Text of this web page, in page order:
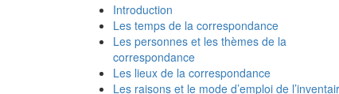
Introduction
Les temps de la correspondance
Les personnes et les thèmes de la
correspondance
Les lieux de la correspondance
Les raisons et le mode d’emploi de